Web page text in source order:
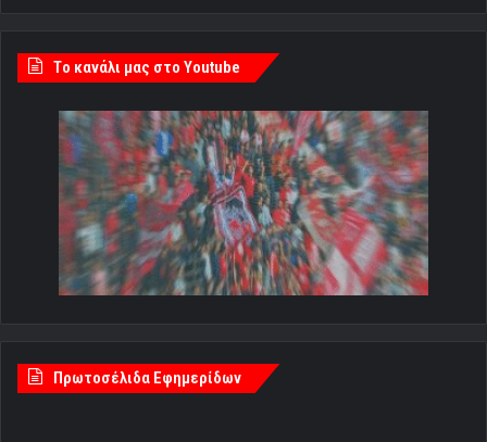
Tο κανάλι μας στο Youtube
Πρωτοσέλιδα Εφημερίδων